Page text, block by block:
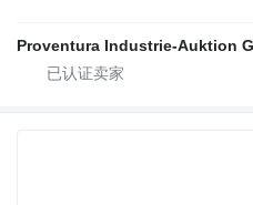
Proventura Industrie-Auktion